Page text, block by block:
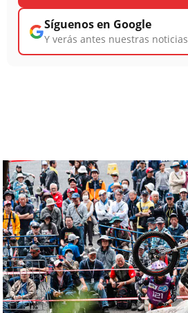
Síguenos en Google
Y verás antes nuestras noticias